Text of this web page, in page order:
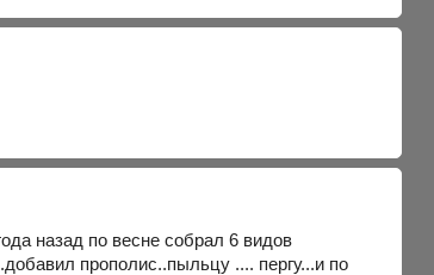
назад по весне собрал 6 видов
прополис..пыльцу .... пергу...и по